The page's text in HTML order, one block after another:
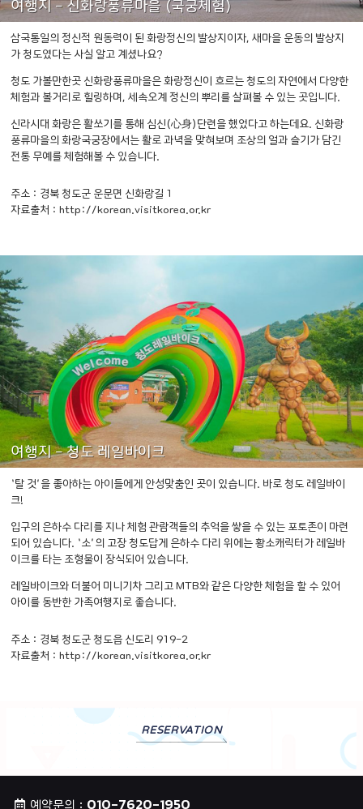
여행지 - 신화랑풍류마을 (국궁체험)
삼국통일의 정신적 원동력이 된 화랑정신의 발상지이자, 새마을 운동의 발상지
가 청도였다는 사실 알고 계셨나요?
청도 가볼만한곳 신화랑풍류마을은 화랑정신이 흐르는 청도의 자연에서 다양한
체험과 볼거리로 힐링하며, 세속오계 정신의 뿌리를 살펴볼 수 있는 곳입니다.
신라시대 화랑은 활쏘기를 통해 심신(心身)단련을 했었다고 하는데요. 신화랑
풍류마을의 화랑국궁장에서는 활로 과녁을 맞혀보며 조상의 얼과 슬기가 담긴
전통 무예를 체험해볼 수 있습니다.
주소 : 경북 청도군 운문면 신화랑길 1
자료출처 : http://korean.visitkorea.or.kr
여행지 - 청도 레일바이크
‘탈 것’을 좋아하는 아이들에게 안성맞춤인 곳이 있습니다. 바로 청도 레일바이
크!
입구의 은하수 다리를 지나 체험 관람객들의 추억을 쌓을 수 있는 포토존이 마련
되어 있습니다. ‘소’의 고장 청도답게 은하수 다리 위에는 황소캐릭터가 레일바
이크를 타는 조형물이 장식되어 있습니다.
레일바이크와 더불어 미니기차 그리고 MTB와 같은 다양한 체험을 할 수 있어
아이를 동반한 가족여행지로 좋습니다.
주소 : 경북 청도군 청도읍 신도리 919-2
자료출처 : http://korean.visitkorea.or.kr
RESERVATION
예약문의 : 010-7620-1950